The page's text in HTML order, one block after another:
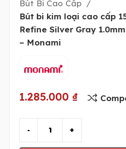
Bút Bi Cao Cấp
Bút bi kim loại cao cấp
Refine Silver Gray
– Monami
1.285.000 ₫